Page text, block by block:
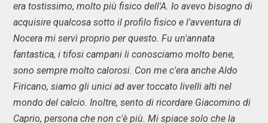
era tostissimo, molto più fisico dell'A. Io avevo bisogno di
acquisire qualcosa sotto il profilo fisico e l'avventura di
Nocera mi servì proprio per questo. Fu un'annata
fantastica, i tifosi campani li conosciamo molto bene,
sono sempre molto calorosi. Con me c'era anche Aldo
Firicano, siamo gli unici ad aver toccato livelli alti nel
mondo del calcio. Inoltre, sento di ricordare Giacomino di
Caprio, persona che non c'è più. Mi spiace solo che la